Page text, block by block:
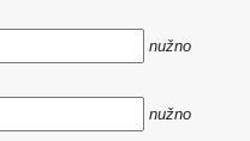
nužno
nužno